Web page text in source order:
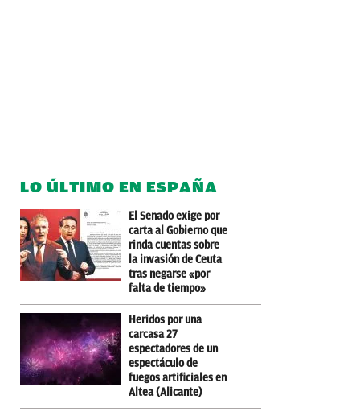
LO ÚLTIMO EN ESPAÑA
El Senado exige por
carta al Gobierno que
rinda cuentas sobre
la invasión de Ceuta
tras negarse «por
falta de tiempo»
Heridos por una
carcasa 27
espectadores de un
espectáculo de
fuegos artificiales en
Altea (Alicante)